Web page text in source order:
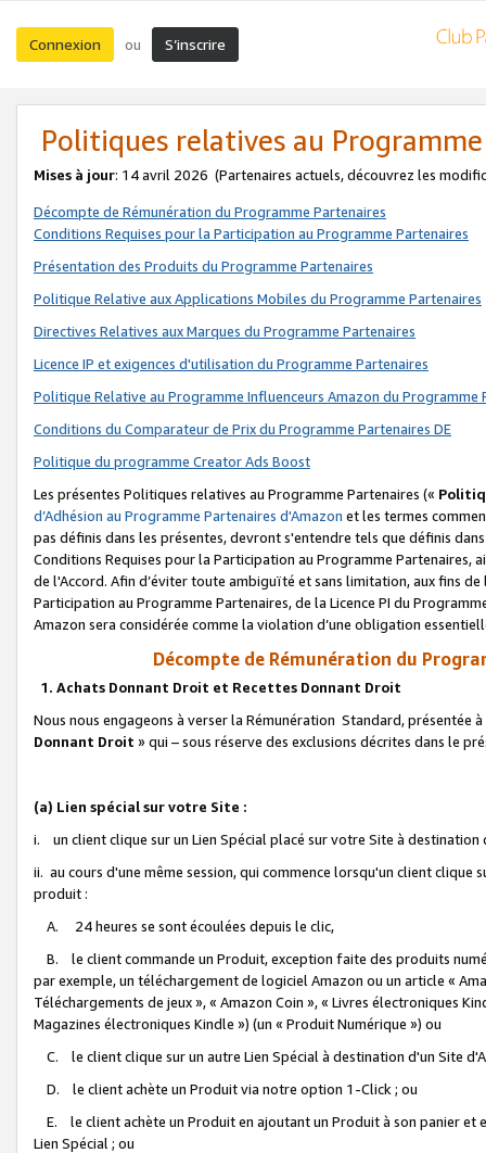
Connexion ou S’inscrire
Politiques relatives au
Mises à jour: 14 avril 2026 (Partenaires actuels, découvrez les
Décompte de Rémunération du Programme Partenaires
Conditions Requises pour la Participation au Programme Partenaires
Présentation des Produits du Programme Partenaires
Politique Relative aux Applications Mobiles du Programme Partenaires
Directives Relatives aux Marques du Programme Partenaires
Licence IP et exigences d'utilisation du Programme Partenaires
Politique Relative au Programme Influenceurs Amazon du Programme
Conditions du Comparateur de Prix du Programme Partenaires DE
Politique du programme Creator Ads Boost
Les présentes Politiques relatives au Programme Partenaires («
d’Adhésion au Programme Partenaires d'Amazon et les termes
pas définis dans les présentes, devront s'entendre tels que définis
Conditions Requises pour la Participation au Programme Partenaires,
de l'Accord. Afin d’éviter toute ambiguïté et sans limitation, aux fins
Participation au Programme Partenaires, de la Licence PI du
Amazon sera considérée comme la violation d’une obligation
Décompte de Rémunération du
1. Achats Donnant Droit et Recettes Donnant Droit
Nous nous engageons à verser la Rémunération Standard, présentée
Donnant Droit » qui – sous réserve des exclusions décrites dans le
(a) Lien spécial sur votre Site :
i. un client clique sur un Lien Spécial placé sur votre Site à destination
ii. au cours d'une même session, qui commence lorsqu'un client
produit :
A. 24 heures se sont écoulées depuis le clic,
B. le client commande un Produit, exception faite des produits
par exemple, un téléchargement de logiciel Amazon ou un article «
Téléchargements de jeux », « Amazon Coin », « Livres électroniques
Magazines électroniques Kindle ») (un « Produit Numérique ») ou
C. le client clique sur un autre Lien Spécial à destination d'un Site
D. le client achète un Produit via notre option 1-Click ; ou
E. le client achète un Produit en ajoutant un Produit à son panier et
Lien Spécial ; ou